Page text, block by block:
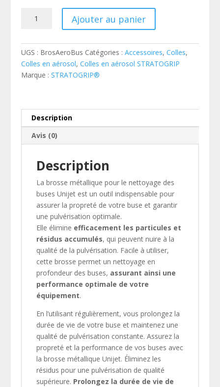
nettoyage
buse
Ajouter au panier
UGS : BrosAeroBus Catégories : Accessoires, Colles,
Colles en aérosol, Colles en aérosol STRATOGRIP
Marque : STRATOGRIP®
Description
Avis (0)
Description
La brosse métallique pour le nettoyage des
buses Unijet est un outil indispensable pour
assurer la propreté de votre buse et garantir
une pulvérisation optimale.
Elle élimine efficacement les particules et
résidus accumulés, qui peuvent nuire à la
qualité de la pulvérisation. Facile à utiliser,
cette brosse permet un nettoyage en
profondeur des buses, assurant ainsi une
performance optimale de votre
équipement.
En l’utilisant régulièrement, vous prolongez la
durée de vie de votre buse et maintenez une
qualité de pulvérisation constante. Assurez la
propreté et la performance de vos buses avec
la brosse métallique Unijet. Éliminez les
résidus pour une pulvérisation de qualité
supérieure. Prolongez la durée de vie de